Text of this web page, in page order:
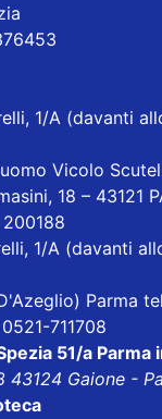
1/A (davanti
Vicolo
18 –
1/A (davanti
Parma
711708
51/a Parma
43124 Gaione -